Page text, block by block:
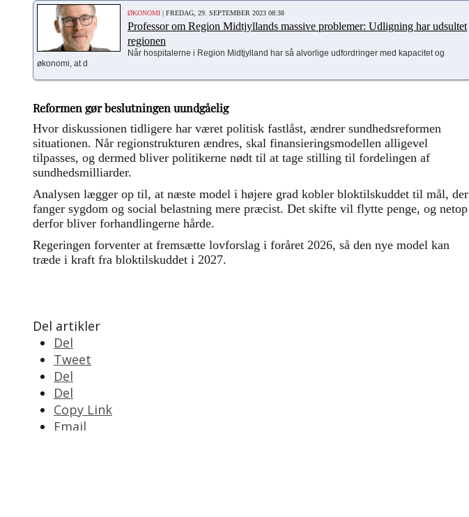
ØKONOMI | FREDAG, 29. SEPTEMBER 2023 08:38
Professor om Region Midtjyllands massive problemer: Udligning har udsultet
regionen
Når hospitalerne i Region Midtjylland har så alvorlige udfordringer med kapacitet og
økonomi, at d
Reformen gør beslutningen uundgåelig
Hvor diskussionen tidligere har været politisk fastlåst, ændrer sundhedsreformen
situationen. Når regionstrukturen ændres, skal finansieringsmodellen alligevel
tilpasses, og dermed bliver politikerne nødt til at tage stilling til fordelingen af
sundhedsmilliarder.
Analysen lægger op til, at næste model i højere grad kobler bloktilskuddet til mål, der
fanger sygdom og social belastning mere præcist. Det skifte vil flytte penge, og netop
derfor bliver forhandlingerne hårde.
Regeringen forventer at fremsætte lovforslag i foråret 2026, så den nye model kan
træde i kraft fra bloktilskuddet i 2027.
Del artikler
Del
Tweet
Del
Del
Copy Link
Email